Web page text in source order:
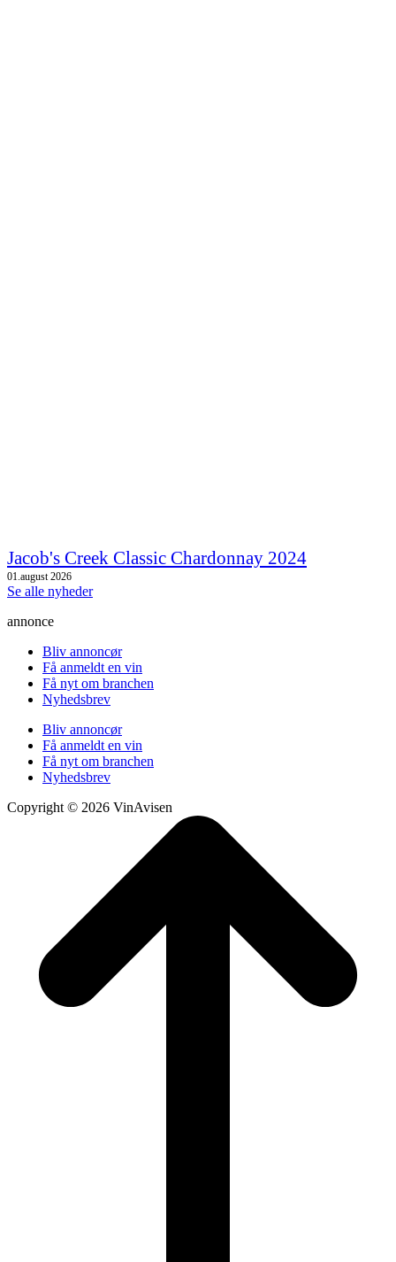
Jacob's Creek Classic Chardonnay 2024
01.august 2026
Se alle nyheder
annonce
Bliv annoncør
Få anmeldt en vin
Få nyt om branchen
Nyhedsbrev
Bliv annoncør
Få anmeldt en vin
Få nyt om branchen
Nyhedsbrev
Copyright © 2026 VinAvisen